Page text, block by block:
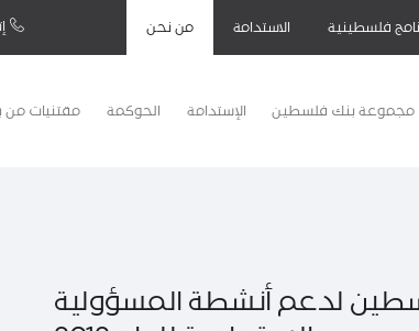
فلسطينية الاستدامة من نحن
مجموعة بنك فلسطين الإستدامة الحوكمة مقتنيات
لدعم أنشطة المسؤولية